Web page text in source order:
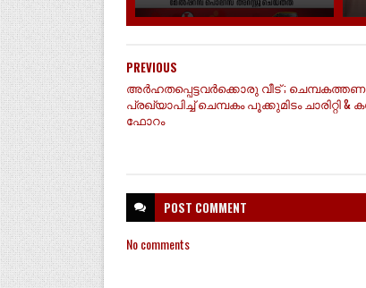
PREVIOUS
അർഹതപ്പെട്ടവർക്കൊരു വീട് ;
പ്രഖ്യാപിച്ച് ചെമ്പകം പൂക്കുമിടം ചാരിറ്റി &
ഫോറം
POST COMMENT
No comments